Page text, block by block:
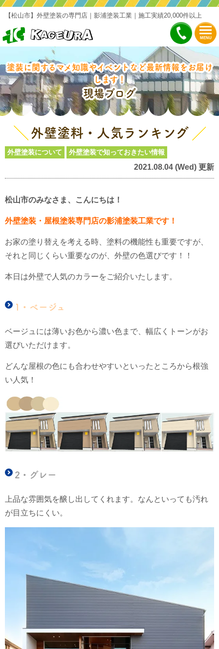
MENU
【松山市】外壁塗装の専門店｜影浦塗装工業｜施工実績20,000件以上
塗装に関するマメ知識やイベントなど最新情報をお届け
します！
現場ブログ
外壁塗料・人気ランキング
外壁塗装について 外壁塗装で知っておきたい情報
2021.08.04 (Wed) 更新
松山市のみなさま、こんにちは！
外壁塗装・屋根塗装専門店の影浦塗装工業です！
お家の塗り替えを考える時、塗料の機能性も重要ですが、
それと同じくらい重要なのが、外壁の色選びです！！
本日は外壁で人気のカラーをご紹介いたします。
1・ベージュ
ベージュには薄いお色から濃い色まで、幅広くトーンがお
選びいただけます。
どんな屋根の色にも合わせやすいといったところから根強
い人気！
2・グレー
上品な雰囲気を醸し出してくれます。なんといっても汚れ
が目立ちにくい。